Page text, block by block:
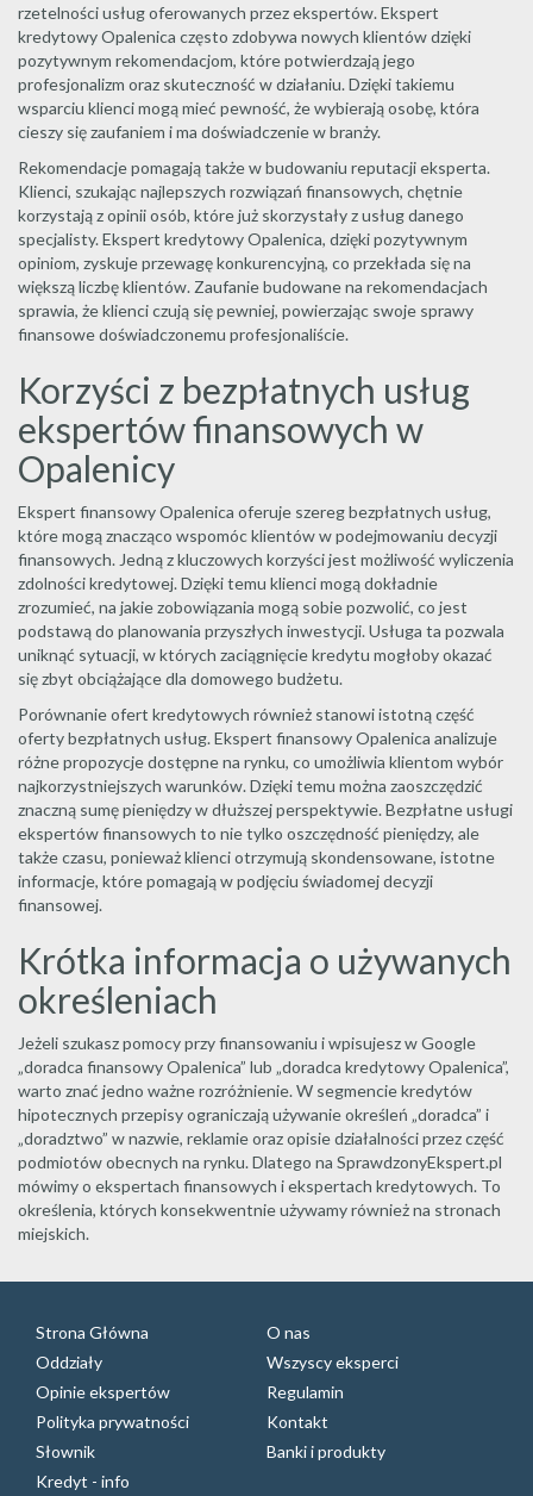
rzetelności usług oferowanych przez ekspertów. Ekspert
kredytowy Opalenica często zdobywa nowych klientów dzięki
pozytywnym rekomendacjom, które potwierdzają jego
profesjonalizm oraz skuteczność w działaniu. Dzięki takiemu
wsparciu klienci mogą mieć pewność, że wybierają osobę, która
cieszy się zaufaniem i ma doświadczenie w branży.
Rekomendacje pomagają także w budowaniu reputacji eksperta.
Klienci, szukając najlepszych rozwiązań finansowych, chętnie
korzystają z opinii osób, które już skorzystały z usług danego
specjalisty. Ekspert kredytowy Opalenica, dzięki pozytywnym
opiniom, zyskuje przewagę konkurencyjną, co przekłada się na
większą liczbę klientów. Zaufanie budowane na rekomendacjach
sprawia, że klienci czują się pewniej, powierzając swoje sprawy
finansowe doświadczonemu profesjonaliście.
Korzyści z bezpłatnych usług
ekspertów finansowych w
Opalenicy
Ekspert finansowy Opalenica oferuje szereg bezpłatnych usług,
które mogą znacząco wspomóc klientów w podejmowaniu decyzji
finansowych. Jedną z kluczowych korzyści jest możliwość wyliczenia
zdolności kredytowej. Dzięki temu klienci mogą dokładnie
zrozumieć, na jakie zobowiązania mogą sobie pozwolić, co jest
podstawą do planowania przyszłych inwestycji. Usługa ta pozwala
uniknąć sytuacji, w których zaciągnięcie kredytu mogłoby okazać
się zbyt obciążające dla domowego budżetu.
Porównanie ofert kredytowych również stanowi istotną część
oferty bezpłatnych usług. Ekspert finansowy Opalenica analizuje
różne propozycje dostępne na rynku, co umożliwia klientom wybór
najkorzystniejszych warunków. Dzięki temu można zaoszczędzić
znaczną sumę pieniędzy w dłuższej perspektywie. Bezpłatne usługi
ekspertów finansowych to nie tylko oszczędność pieniędzy, ale
także czasu, ponieważ klienci otrzymują skondensowane, istotne
informacje, które pomagają w podjęciu świadomej decyzji
finansowej.
Krótka informacja o używanych
określeniach
Jeżeli szukasz pomocy przy finansowaniu i wpisujesz w Google
„doradca finansowy Opalenica” lub „doradca kredytowy Opalenica”,
warto znać jedno ważne rozróżnienie. W segmencie kredytów
hipotecznych przepisy ograniczają używanie określeń „doradca” i
„doradztwo” w nazwie, reklamie oraz opisie działalności przez część
podmiotów obecnych na rynku. Dlatego na SprawdzonyEkspert.pl
mówimy o ekspertach finansowych i ekspertach kredytowych. To
określenia, których konsekwentnie używamy również na stronach
miejskich.
Strona Główna
O nas
Oddziały
Wszyscy eksperci
Opinie ekspertów
Regulamin
Polityka prywatności
Kontakt
Słownik
Banki i produkty
Kredyt - info